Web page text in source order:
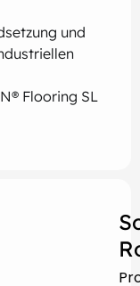
und
Flooring SL